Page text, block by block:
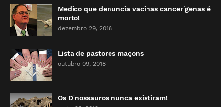
Medico que denuncia vacinas cancerígenas é
morto!
dezembro 29, 2018
Lista de pastores maçons
outubro 09, 2018
Os Dinossauros nunca existiram!